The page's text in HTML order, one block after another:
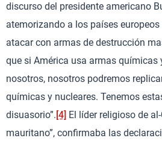
discurso del presidente americano
atemorizando a los países
atacar con armas de destrucción
que si América usa armas químicas
nosotros, nosotros podremos
químicas y nucleares. Tenemos
disuasorio”. [4] El líder religioso de
mauritano”, confirmaba las